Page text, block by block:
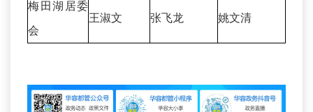
梅田湖居委
会
王淑文 张飞龙 姚文清